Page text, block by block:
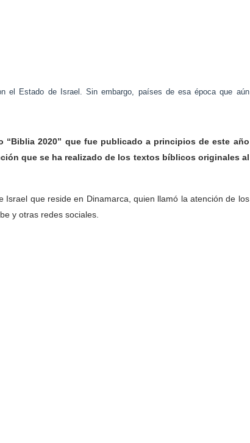
el Estado de Israel. Sin embargo, países de esa época que aún
2020” que fue publicado a principios de este año
que se ha realizado de los textos bíblicos originales al
que reside en Dinamarca, quien llamó la atención de los
y otras redes sociales.